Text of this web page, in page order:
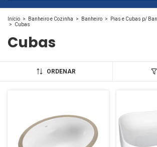
Início > Banheiro e Cozinha > Banheiro >
Pias e Cubas p/
>
Cubas
Cubas
ORDENAR